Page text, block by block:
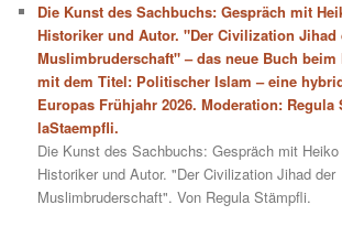
Die Kunst des Sachbuchs: Gespräch mit
Historiker und Autor. "Der Civilization Jihad
Muslimbruderschaft" – das neue Buch beim
mit dem Titel: Politischer Islam – eine
Europas Frühjahr 2026. Moderation: Regula
laStaempfli.
Die Kunst des Sachbuchs: Gespräch mit
Historiker und Autor. "Der Civilization Jihad der
Muslimbruderschaft". Von Regula Stämpfli.